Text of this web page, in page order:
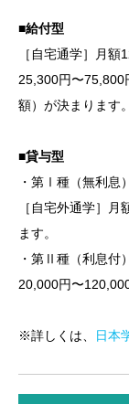
■給付型
［自宅通学］月
25,300円〜75,800
額）が決まります。
■貸与型
・第Ⅰ種（無利息
［自宅外通学］
ます。
・第Ⅱ種（利息付）
20,000円〜
※詳しくは、 日本